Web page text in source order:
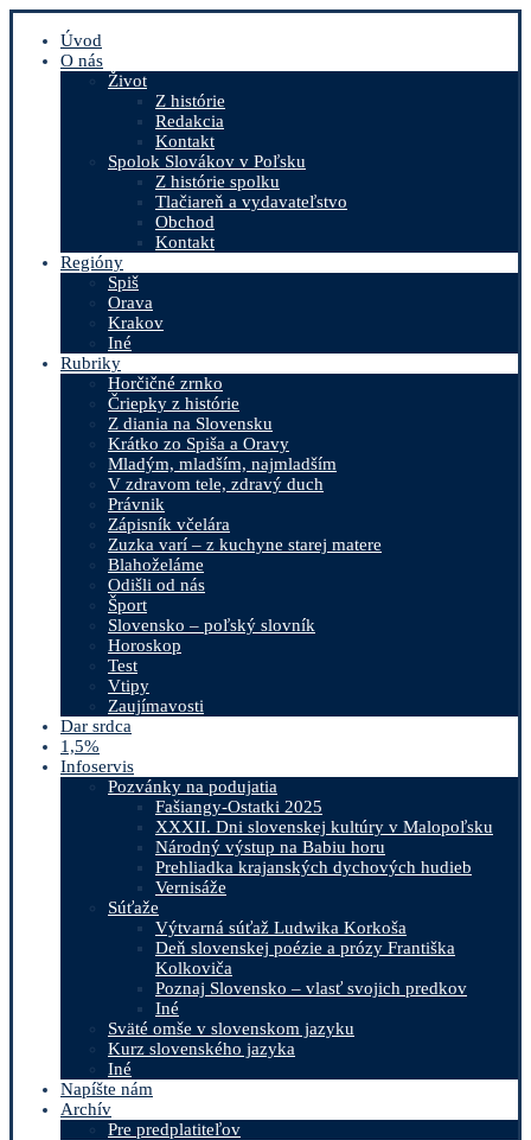
Úvod
O nás
Život
Z histórie
Redakcia
Kontakt
Spolok Slovákov v Poľsku
Z histórie spolku
Tlačiareň a vydavateľstvo
Obchod
Kontakt
Regióny
Spiš
Orava
Krakov
Iné
Rubriky
Horčičné zrnko
Čriepky z histórie
Z diania na Slovensku
Krátko zo Spiša a Oravy
Mladým, mladším, najmladším
V zdravom tele, zdravý duch
Právnik
Zápisník včelára
Zuzka varí – z kuchyne starej matere
Blahoželáme
Odišli od nás
Šport
Slovensko – poľský slovník
Horoskop
Test
Vtipy
Zaujímavosti
Dar srdca
1,5%
Infoservis
Pozvánky na podujatia
Fašiangy-Ostatki 2025
XXXII. Dni slovenskej kultúry v Malopoľsku
Národný výstup na Babiu horu
Prehliadka krajanských dychových hudieb
Vernisáže
Súťaže
Výtvarná súťaž Ludwika Korkoša
Deň slovenskej poézie a prózy Františka
Kolkoviča
Poznaj Slovensko – vlasť svojich predkov
Iné
Sväté omše v slovenskom jazyku
Kurz slovenského jazyka
Iné
Napíšte nám
Archív
Pre predplatiteľov